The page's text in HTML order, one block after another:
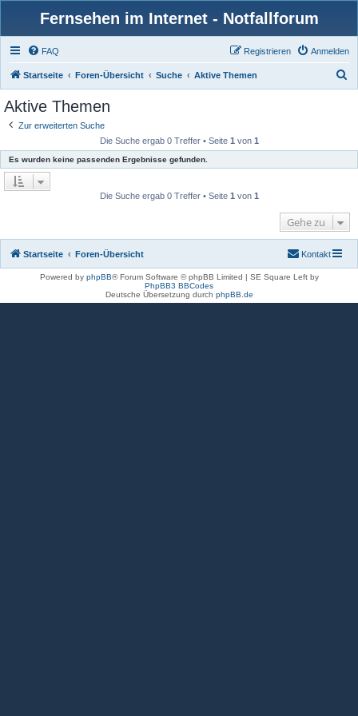
Fernsehen im Internet - Notfallforum
FAQ Anmelden
Registrieren
Startseite Foren-Übersicht Suche Aktive Themen
e
Aktive Themen
Zur erweiterten Suche
Die Suche ergab 0 Treffer • Seite 1 von 1
Es wurden keine passenden Ergebnisse gefunden.
Die Suche ergab 0 Treffer • Seite 1 von 1
Gehe zu
Startseite Foren-Übersicht Kontakt
Powered by phpBB® Forum Software © phpBB Limited | SE Square Left by
PhpBB3 BBCodes
Deutsche Übersetzung durch phpBB.de